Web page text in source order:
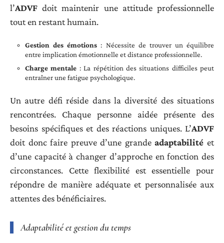
l’ADVF doit maintenir une attitude professionnelle
tout en restant humain.
Gestion des émotions : Nécessite de trouver un équilibre
entre implication émotionnelle et distance professionnelle.
Charge mentale : La répétition des situations difficiles peut
entraîner une fatigue psychologique.
Un autre défi réside dans la diversité des situations
rencontrées. Chaque personne aidée présente des
besoins spécifiques et des réactions uniques. L’ADVF
doit donc faire preuve d’une grandeadaptabilité et
d’une capacité à changer d’approche en fonction des
circonstances. Cette flexibilité est essentielle pour
répondre de manière adéquate et personnalisée aux
attentes des bénéficiaires.
Adaptabilité et gestion du temps